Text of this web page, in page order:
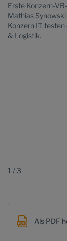
Erste Konzern-
Mathias
Konzern IT,
& Logistik.
1 / 3
Als PDF